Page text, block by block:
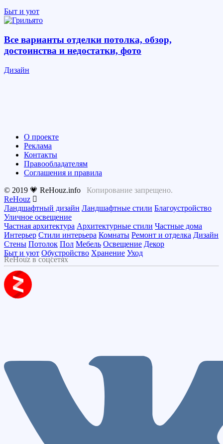
Быт и уют
Все варианты отделки потолка, обзор,
достоинства и недостатки, фото
Дизайн
О проекте
Реклама
Контакты
Правообладателям
Соглашения и правила
© 2019 💗 ReHouz.info Копирование запрещено.
ReHouz
Ландшафтный дизайн Ландшафтные стили Благоустройство
Уличное освещение
Частная архитектура Архитектурные стили Частные дома
Интерьер Стили интерьера Комнаты Ремонт и отделка Дизайн
Стены Потолок Пол Мебель Освещение Декор
Быт и уют Обустройство Хранение Уход
ReHouz в соцсетях